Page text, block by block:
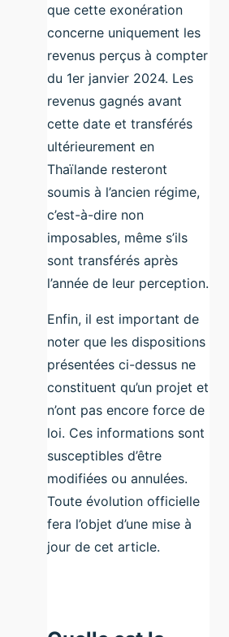
que cette exonération
concerne uniquement les
revenus perçus à compter
du 1er janvier 2024. Les
revenus gagnés avant
cette date et transférés
ultérieurement en
Thaïlande resteront
soumis à l’ancien régime,
c’est-à-dire non
imposables, même s’ils
sont transférés après
l’année de leur perception.
Enfin, il est important de
noter que les dispositions
présentées ci-dessus ne
constituent qu’un projet et
n’ont pas encore force de
loi. Ces informations sont
susceptibles d’être
modifiées ou annulées.
Toute évolution officielle
fera l’objet d’une mise à
jour de cet article.